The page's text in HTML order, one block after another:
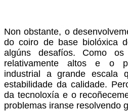
Non obstante, o
do coiro de base biolóxica
algúns desafíos. Como
relativamente altos e o
industrial a grande escala
estabilidade da calidade.
da tecnoloxía e o
problemas iranse resolvendo